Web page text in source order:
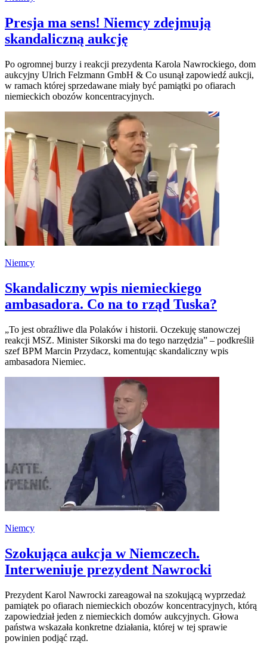
Presja ma sens! Niemcy zdejmują
skandaliczną aukcję
Po ogromnej burzy i reakcji prezydenta Karola Nawrockiego, dom
aukcyjny Ulrich Felzmann GmbH & Co usunął zapowiedź aukcji,
w ramach której sprzedawane miały być pamiątki po ofiarach
niemieckich obozów koncentracyjnych.
Niemcy
Skandaliczny wpis niemieckiego
ambasadora. Co na to rząd Tuska?
„To jest obraźliwe dla Polaków i historii. Oczekuję stanowczej
reakcji MSZ. Minister Sikorski ma do tego narzędzia” – podkreślił
szef BPM Marcin Przydacz, komentując skandaliczny wpis
ambasadora Niemiec.
Niemcy
Szokująca aukcja w Niemczech.
Interweniuje prezydent Nawrocki
Prezydent Karol Nawrocki zareagował na szokującą wyprzedaż
pamiątek po ofiarach niemieckich obozów koncentracyjnych, którą
zapowiedział jeden z niemieckich domów aukcyjnych. Głowa
państwa wskazała konkretne działania, której w tej sprawie
powinien podjąć rząd.